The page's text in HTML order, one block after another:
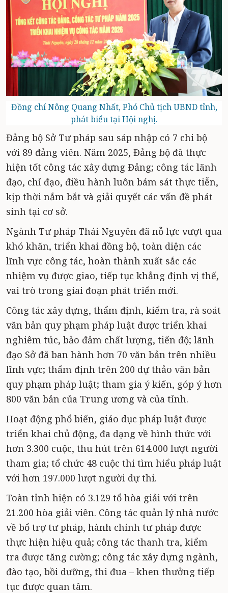
Đồng chí Nông Quang Nhất, Phó Chủ tịch UBND tỉnh,
phát biểu tại Hội nghị.
Đảng bộ Sở Tư pháp sau sáp nhập có 7 chi bộ
với 89 đảng viên. Năm 2025, Đảng bộ đã thực
hiện tốt công tác xây dựng Đảng; công tác lãnh
đạo, chỉ đạo, điều hành luôn bám sát thực tiễn,
kịp thời nắm bắt và giải quyết các vấn đề phát
sinh tại cơ sở.
Ngành Tư pháp Thái Nguyên đã nỗ lực vượt qua
khó khăn, triển khai đồng bộ, toàn diện các
lĩnh vực công tác, hoàn thành xuất sắc các
nhiệm vụ được giao, tiếp tục khẳng định vị thế,
vai trò trong giai đoạn phát triển mới.
Công tác xây dựng, thẩm định, kiểm tra, rà soát
văn bản quy phạm pháp luật được triển khai
nghiêm túc, bảo đảm chất lượng, tiến độ; lãnh
đạo Sở đã ban hành hơn 70 văn bản trên nhiều
lĩnh vực; thẩm định trên 200 dự thảo văn bản
quy phạm pháp luật; tham gia ý kiến, góp ý hơn
800 văn bản của Trung ương và của tỉnh.
Hoạt động phổ biến, giáo dục pháp luật được
triển khai chủ động, đa dạng về hình thức với
hơn 3.300 cuộc, thu hút trên 614.000 lượt người
tham gia; tổ chức 48 cuộc thi tìm hiểu pháp luật
với hơn 197.000 lượt người dự thi.
Toàn tỉnh hiện có 3.129 tổ hòa giải với trên
21.200 hòa giải viên. Công tác quản lý nhà nước
về bổ trợ tư pháp, hành chính tư pháp được
thực hiện hiệu quả; công tác thanh tra, kiểm
tra được tăng cường; công tác xây dựng ngành,
đào tạo, bồi dưỡng, thi đua – khen thưởng tiếp
tục được quan tâm.